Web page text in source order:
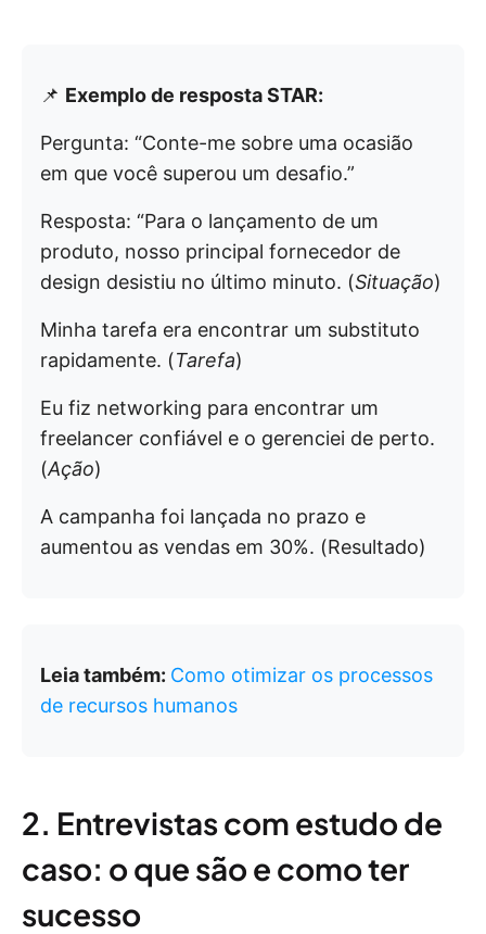
📌 Exemplo de resposta STAR:
Pergunta: “Conte-me sobre uma ocasião
em que você superou um desafio.”
Resposta: “Para o lançamento de um
produto, nosso principal fornecedor de
design desistiu no último minuto. (Situação)
Minha tarefa era encontrar um substituto
rapidamente. (Tarefa)
Eu fiz networking para encontrar um
freelancer confiável e o gerenciei de perto.
(Ação)
A campanha foi lançada no prazo e
aumentou as vendas em 30%. (Resultado)
Leia também: Como otimizar os processos
de recursos humanos
2. Entrevistas com estudo de
caso: o que são e como ter
sucesso